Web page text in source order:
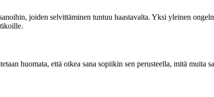
joiden selvittäminen tuntuu haastavalta. Yksi yleinen
huomata, että oikea sana sopiikin sen perusteella, mitä muita